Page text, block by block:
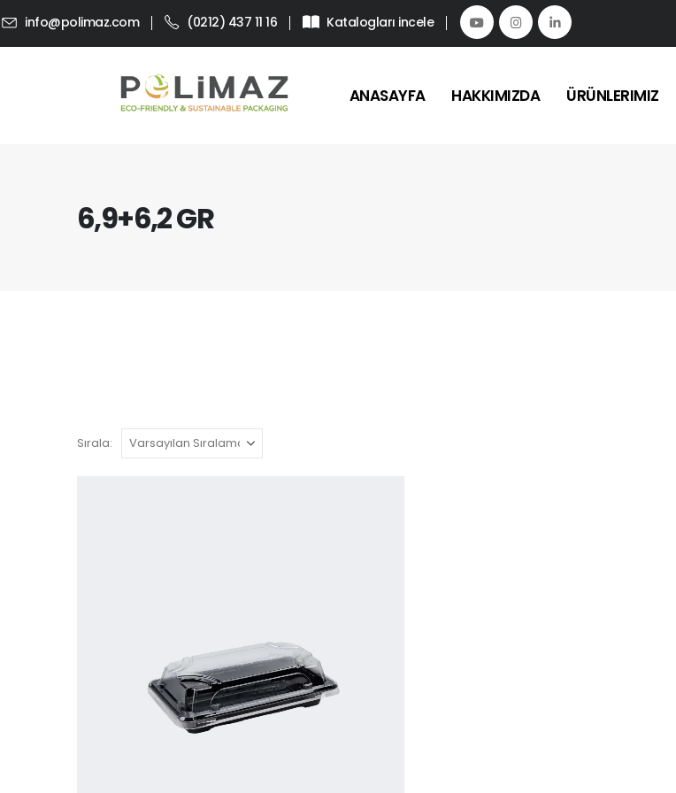
info@polimaz.com (0212) 437 11 16 Katalogları incele
ANASAYFA HAKKIMIZDA ÜRÜNLERIMIZ
6,9+6,2 GR
Sırala: